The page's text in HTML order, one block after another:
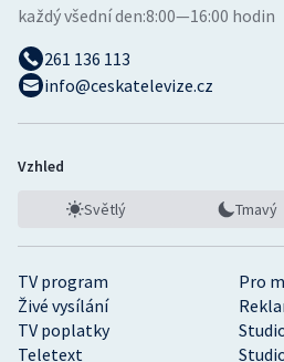
Volejbal
TV program
Pro
Živé vysílání
TV poplatky
Teletext
každý všední den:8:00—16:00 hodin
261 136 113
info@ceskatelevize.cz
Vzhled
Světlý Tmavý